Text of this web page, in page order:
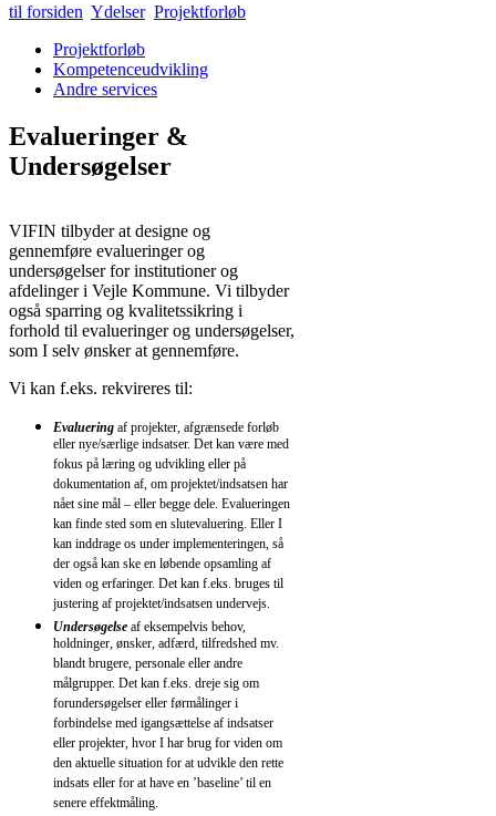
til forsiden Ydelser Projektforløb
Projektforløb
Kompetenceudvikling
Andre services
Evalueringer &
Undersøgelser
VIFIN tilbyder at designe og
gennemføre evalueringer og
undersøgelser for institutioner og
afdelinger i Vejle Kommune. Vi tilbyder
også sparring og kvalitetssikring i
forhold til evalueringer og undersøgelser,
som I selv ønsker at gennemføre.
Vi kan f.eks. rekvireres til:
Evaluering af projekter, afgrænsede forløb
eller nye/særlige indsatser. Det kan være med
fokus på læring og udvikling eller på
dokumentation af, om projektet/indsatsen har
nået sine mål – eller begge dele. Evalueringen
kan finde sted som en slutevaluering. Eller I
kan inddrage os under implementeringen, så
der også kan ske en løbende opsamling af
viden og erfaringer. Det kan f.eks. bruges til
justering af projektet/indsatsen undervejs.
Undersøgelse af eksempelvis behov,
holdninger, ønsker, adfærd, tilfredshed mv.
blandt brugere, personale eller andre
målgrupper. Det kan f.eks. dreje sig om
forundersøgelser eller førmålinger i
forbindelse med igangsættelse af indsatser
eller projekter, hvor I har brug for viden om
den aktuelle situation for at udvikle den rette
indsats eller for at have en ’baseline’ til en
senere effektmåling.